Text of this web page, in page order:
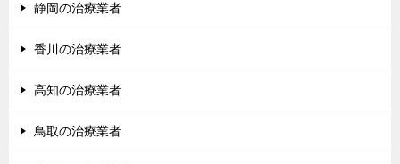
静岡の治療業者
香川の治療業者
高知の治療業者
鳥取の治療業者